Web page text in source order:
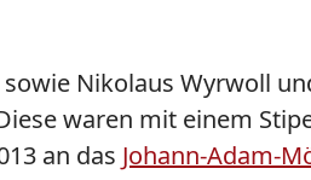
Nikolaus Wyrwoll
waren mit einem
an das Johann-Adam-